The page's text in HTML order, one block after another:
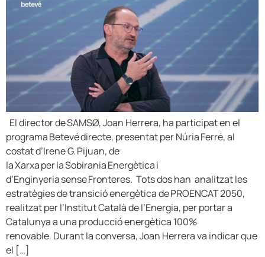
El director de SAMSØ, Joan Herrera, ha participat en el
programa Betevé directe, presentat per Núria Ferré, al
costat d’Irene G. Pijuan, de
la Xarxa per la Sobirania Energètica i
d’Enginyeria sense Fronteres. Tots dos han analitzat les
estratègies de transició energètica de PROENCAT 2050,
realitzat per l’Institut Català de l’Energia, per portar a
Catalunya a una producció energètica 100%
renovable. Durant la conversa, Joan Herrera va indicar que
el […]